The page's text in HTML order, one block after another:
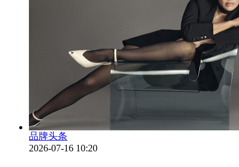
品牌头条
2026-07-16 10:20